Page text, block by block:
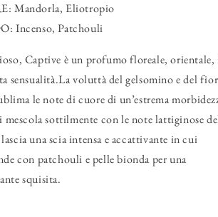
Mandorla, Eliotropio
Incenso, Patchouli
Captive è un profumo floreale, orientale,
sensualità.La voluttà del gelsomino e del
le note di cuore di un’estrema
mescola sottilmente con le note lattiginose
una scia intensa e accattivante in cui
con patchouli e pelle bionda per una
squisita.